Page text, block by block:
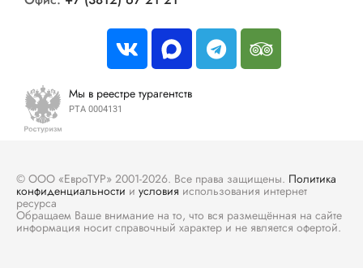
Мы в реестре турагентств
РТА 0004131
© ООО «ЕвроТУР» 2001-2026. Все права защищены. Политика
конфиденциальности и условия использования интернет
ресурса
Обращаем Ваше внимание на то, что вся размещённая на сайте
информация носит справочный характер и не является офертой.